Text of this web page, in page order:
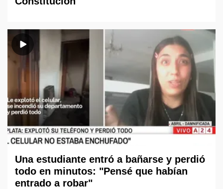
Una estudiante entró a bañarse y perdió
todo en minutos: "Pensé que habían
entrado a robar"